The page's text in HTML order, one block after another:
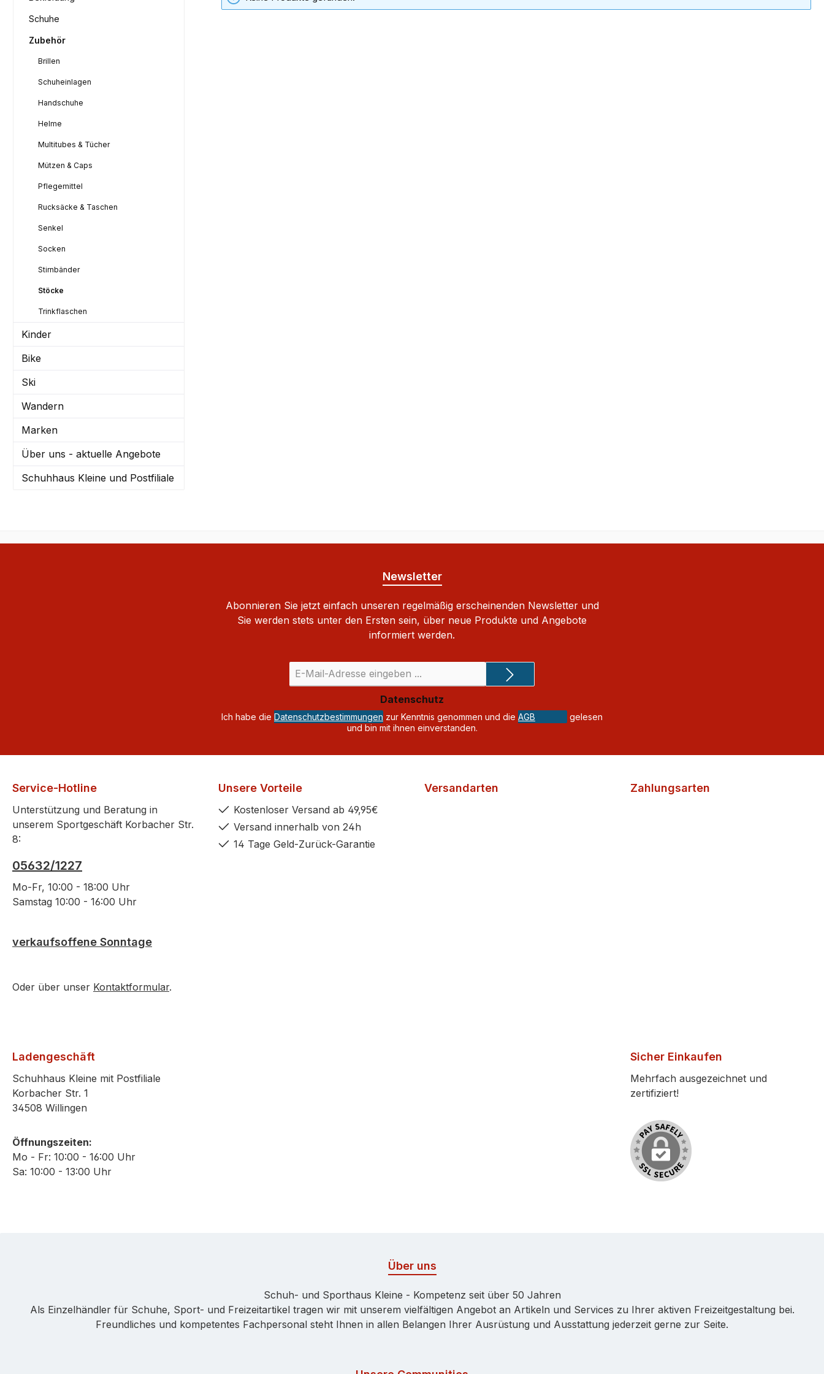
Schuhe
Zubehör
Brillen
Schuheinlagen
Handschuhe
Helme
Multitubes & Tücher
Mützen & Caps
Pflegemittel
Rucksäcke & Taschen
Senkel
Socken
Stirnbänder
Stöcke
Trinkflaschen
Kinder
Bike
Ski
Wandern
Marken
Über uns - aktuelle Angebote
Schuhhaus Kleine und Postfiliale
Newsletter
Abonnieren Sie jetzt einfach unseren regelmäßig erscheinenden Newsletter und
Sie werden stets unter den Ersten sein, über neue Produkte und Angebote
informiert werden.
Mail-
Adresse
*
Datenschutz
Ich habe die Datenschutzbestimmungen zur Kenntnis genommen und die AGB
gelesen
und bin mit ihnen einverstanden.
Service-Hotline
Unterstützung und Beratung in
unserem Sportgeschäft Korbacher Str.
8:
05632/1227
Mo-Fr, 10:00 - 18:00 Uhr
Samstag 10:00 - 16:00 Uhr
verkaufsoffene Sonntage
Oder über unser Kontaktformular.
Unsere Vorteile
Kostenloser Versand ab 49,95€
Versand innerhalb von 24h
14 Tage Geld-Zurück-Garantie
Versandarten Zahlungsarten
Ladengeschäft
Schuhhaus Kleine mit Postfiliale
Korbacher Str. 1
34508 Willingen
Öffnungszeiten:
Mo - Fr: 10:00 - 16:00 Uhr
Sa: 10:00 - 13:00 Uhr
Sicher Einkaufen
Mehrfach ausgezeichnet und
zertifiziert!
Über uns
Schuh- und Sporthaus Kleine - Kompetenz seit über 50 Jahren
Als Einzelhändler für Schuhe, Sport- und Freizeitartikel tragen wir mit unserem vielfältigen Angebot an Artikeln und Services zu Ihrer aktiven Freizeitgestaltung bei.
Freundliches und kompetentes Fachpersonal steht Ihnen in allen Belangen Ihrer Ausrüstung und Ausstattung jederzeit gerne zur Seite.